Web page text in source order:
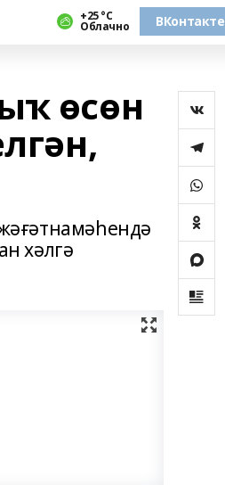
+25 °С
Облачно ВКонтакте
өсөн
хәлгә